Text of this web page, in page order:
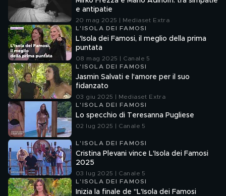
e antipatie
20 mag 2025 | Mediaset Extra
L'ISOLA DEI FAMOSI
L'Isola dei Famosi, il meglio della prima
puntata
08 mag 2025 | Canale 5
L'ISOLA DEI FAMOSI
Jasmin Salvati e l'amore per il suo
fidanzato
03 giu 2025 | Mediaset Extra
L'ISOLA DEI FAMOSI
Lo specchio di Teresanna Pugliese
02 lug 2025 | Canale 5
L'ISOLA DEI FAMOSI
Cristina Plevani vince L'Isola dei Famosi
2025
03 lug 2025 | Canale 5
L'ISOLA DEI FAMOSI
Inizia la finale de "L'Isola dei Famosi